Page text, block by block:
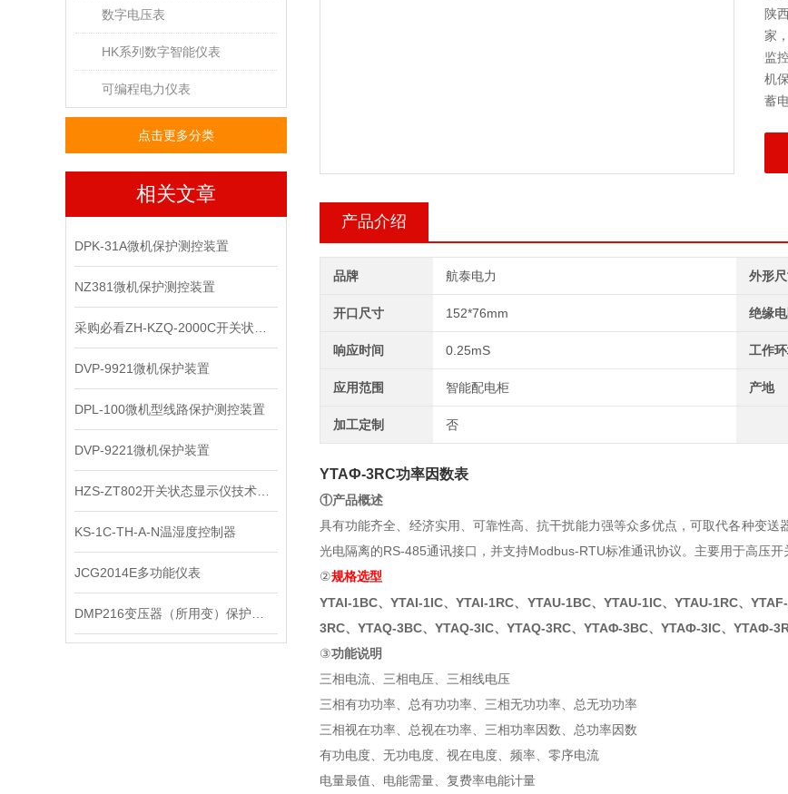
数字电压表
HK系列数字智能仪表
可编程电力仪表
点击更多分类
相关文章
DPK-31A微机保护测控装置
NZ381微机保护测控装置
DVP-9921微机保护装置
DPL-100微机型线路保护测控装置
DVP-9221微机保护装置
KS-1C-TH-A-N温湿度控制器
JCG2014E多功能仪表
陕
家
监
机
蓄
产品介绍
品牌 航泰电力 外形
开口尺寸 152*76mm 绝缘电
响应时间 0.25mS 工作
应用范围 智能配电柜 产地
加工定制 否
YTAФ-3RC功率因数表
①产品概述
具有功能齐全、经济实用、可靠性高、抗干扰能力强等众多优点，可取代各种变送
光电隔离的RS-485通讯接口，并支持Modbus-RTU标准通讯协议。主要用于高压开
②规格选型
YTAI-1BC、YTAI-1IC、YTAI-1RC、YTAU-1BC、YTAU-1IC、YTAU-1RC、
3RC、YTAQ-3BC、YTAQ-3IC、YTAQ-3RC、YTAΦ-3BC、YTAФ-3IC、YTAФ-
③功能说明
三相电流、三相电压、三相线电压
三相有功功率、总有功功率、三相无功功率、总无功功率
三相视在功率、总视在功率、三相功率因数、总功率因数
有功电度、无功电度、视在电度、频率、零序电流
电量最值、电能需量、复费率电能计量